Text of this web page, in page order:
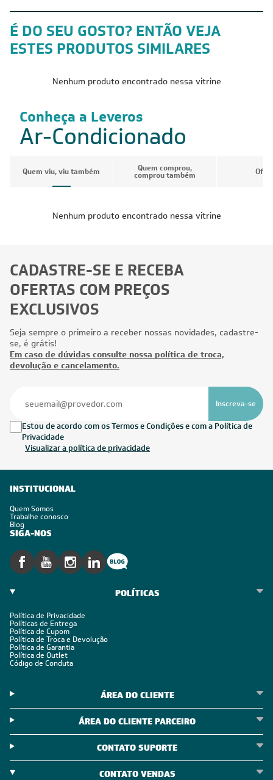
É DO SEU GOSTO? ENTÃO VEJA
ESTES PRODUTOS SIMILARES
Nenhum produto encontrado nessa vitrine
Conheça a Leveros
Ar-Condicionado
Quem viu, viu também Quem comprou,
comprou também
Nenhum produto encontrado nessa vitrine
CADASTRE-SE E RECEBA
OFERTAS COM PREÇOS
EXCLUSIVOS
Seja sempre o primeiro a receber nossas novidades, cadastre-
se, é grátis!
Em caso de dúvidas consulte nossa política de troca,
devolução e cancelamento.
Inscreva-se
Estou de acordo com os Termos e Condições e com a Política de
Privacidade
Visualizar a política de privacidade
INSTITUCIONAL
Quem Somos
Trabalhe conosco
Blog
SIGA-NOS
POLÍTICAS
Política de Privacidade
Políticas de Entrega
Política de Cupom
Política de Troca e Devolução
Política de Garantia
Política de Outlet
Código de Conduta
ÁREA DO CLIENTE
ÁREA DO CLIENTE PARCEIRO
CONTATO SUPORTE
CONTATO VENDAS